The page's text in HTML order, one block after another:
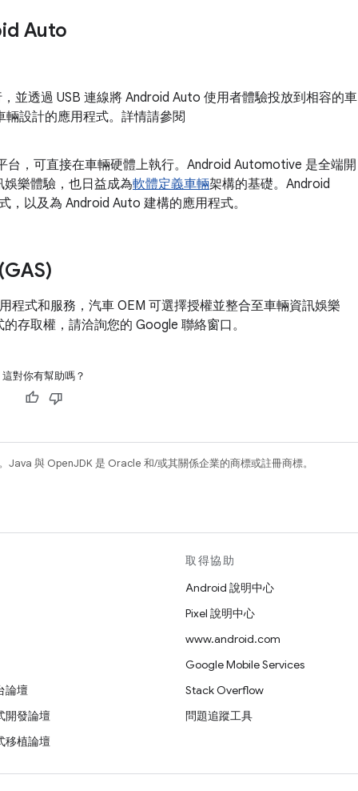
Auto
並透過 USB 連線將 Android Auto 使用者體驗投放到相容的車
設計的應用程式。詳情請參閱
台，可直接在車輛硬體上執行。Android Automotive 是全端開
樂體驗，也日益成為軟體定義車輛架構的基礎。Android
以及為 Android Auto 建構的應用程式。
程式和服務，汽車 OEM 可選擇授權並整合至車輛資訊娛樂
存取權，請洽詢您的 Google 聯絡窗口。
這對你有幫助嗎？
Java 與 OpenJDK 是 Oracle 和/或其關係企業的商標或註冊商標。
論壇
開發論壇
移植論壇
取得協助
Android 說明中心
Pixel 說明中心
www.android.com
Google Mobile Services
Stack Overflow
問題追蹤工具